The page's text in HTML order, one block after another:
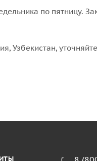
по пятницу.
Узбекистан,